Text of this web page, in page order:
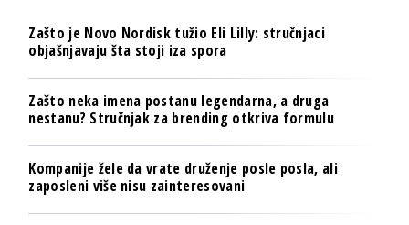
Zašto je Novo Nordisk tužio Eli Lilly: stručnjaci
objašnjavaju šta stoji iza spora
Zašto neka imena postanu legendarna, a druga
nestanu? Stručnjak za brending otkriva formulu
Kompanije žele da vrate druženje posle posla, ali
zaposleni više nisu zainteresovani